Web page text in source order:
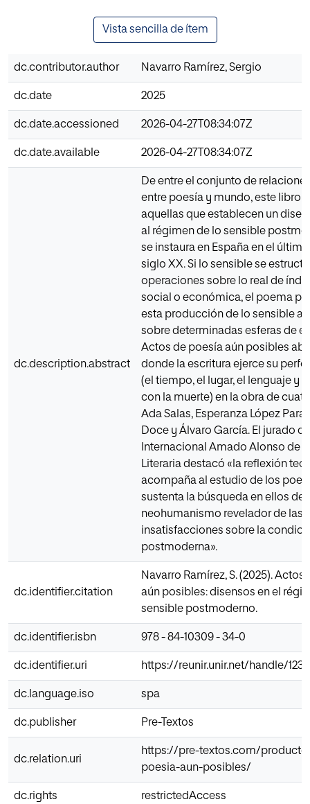
Vista sencilla de ítem
dc.contributor.author Navarro Ramírez, Sergio
dc.date 2025
dc.date.accessioned 2026-04-27T08:34:07Z
dc.date.available 2026-04-27T08:34:07Z
dc.description.abstract
De entre el conjunto de
entre poesía y mundo, este libro
aquellas que establecen un
al régimen de lo sensible
se instaura en España en el
siglo XX. Si lo sensible se
operaciones sobre lo real de
social o económica, el poema
esta producción de lo sensible
sobre determinadas esferas de
Actos de poesía aún posibles
donde la escritura ejerce su
(el tiempo, el lugar, el lenguaje y
con la muerte) en la obra de
Ada Salas, Esperanza López
Doce y Álvaro García. El jurado
Internacional Amado Alonso de
Literaria destacó «la reflexión
acompaña al estudio de los
sustenta la búsqueda en ellos de
neohumanismo revelador de las
insatisfacciones sobre la
postmoderna».
dc.identifier.citation
Navarro Ramírez, S. (2025). Actos
aún posibles: disensos en el
sensible postmoderno.
dc.identifier.isbn 978 - 84-10309 - 34-0
dc.identifier.uri https://reunir.unir.net/handle/
dc.language.iso spa
dc.publisher Pre-Textos
dc.relation.uri
https://pre-textos.com/
poesia-aun-posibles/
dc.rights restrictedAccess